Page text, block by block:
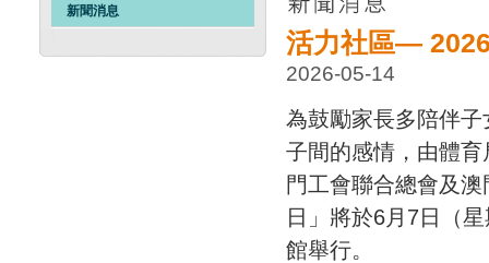
新聞消息
活力社區—
2026-05-14
為鼓勵家長多陪伴
子間的感情，由體
門工會聯合總會及
日」將於6月7日（
館舉行。